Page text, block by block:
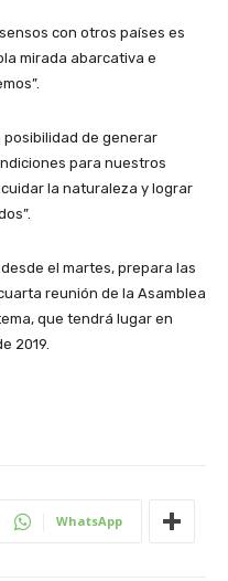
con otros países es
mirada abarcativa e
posibilidad de generar
para nuestros
la naturaleza y lograr
el martes, prepara las
reunión de la Asamblea
que tendrá lugar en
2019.
WhatsApp